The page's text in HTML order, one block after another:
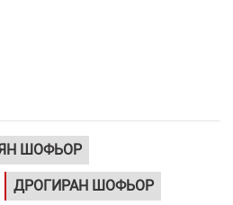
ШОФЬОР
ДРОГИРАН ШОФЬОР